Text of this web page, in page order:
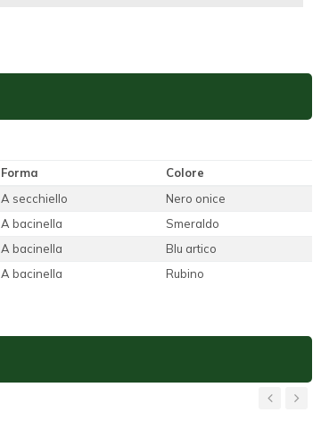
Forma
Colore
A secchiello
Nero onice
A bacinella
Smeraldo
A bacinella
Blu artico
A bacinella Rubino